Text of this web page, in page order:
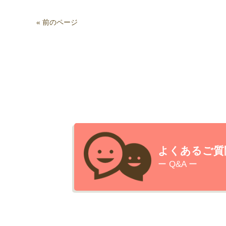
« 前のページ
よくあるご質
ー Q&A ー